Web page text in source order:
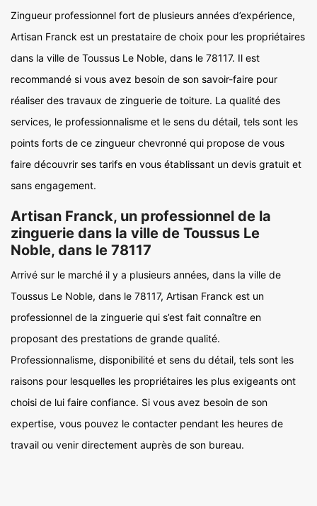
Zingueur professionnel fort de plusieurs années d’expérience,
Artisan Franck est un prestataire de choix pour les propriétaires
dans la ville de Toussus Le Noble, dans le 78117. Il est
recommandé si vous avez besoin de son savoir-faire pour
réaliser des travaux de zinguerie de toiture. La qualité des
services, le professionnalisme et le sens du détail, tels sont les
points forts de ce zingueur chevronné qui propose de vous
faire découvrir ses tarifs en vous établissant un devis gratuit et
sans engagement.
Artisan Franck, un professionnel de la
zinguerie dans la ville de Toussus Le
Noble, dans le 78117
Arrivé sur le marché il y a plusieurs années, dans la ville de
Toussus Le Noble, dans le 78117, Artisan Franck est un
professionnel de la zinguerie qui s’est fait connaître en
proposant des prestations de grande qualité.
Professionnalisme, disponibilité et sens du détail, tels sont les
raisons pour lesquelles les propriétaires les plus exigeants ont
choisi de lui faire confiance. Si vous avez besoin de son
expertise, vous pouvez le contacter pendant les heures de
travail ou venir directement auprès de son bureau.